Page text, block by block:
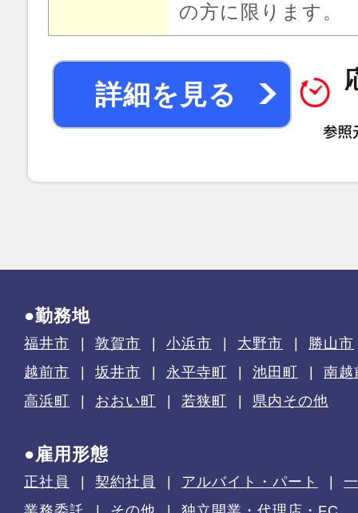
の方に限ります。
詳細を見る
●勤務地
福井市 敦賀市 小浜市 大野市
勝山市
越前市
坂井市 永平寺町 池田町
南越
高浜町
おおい町 若狭町 県内その他
●雇用形態
正社員 契約社員 アルバイト・パート